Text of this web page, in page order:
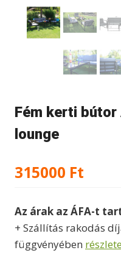
Fém kerti bútor
lounge
315000 Ft
Az árak az ÁFA-t
+ Szállítás rakodás
függvényében